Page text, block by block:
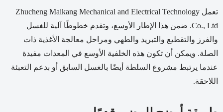
تعمل Zhucheng Maikang Mechanical and Electrical Technology
Co., Ltd. ضمن هذا الإطار الأوسع، وتقدم خطوطًا آلية للغسل
والفرز والتقطيع والتبريد والطهي ومراحل معالجة الأغذية ذات
الصلة. ويمكن أن تكون هذه الخلفية الأوسع في المعدات مفيدة
عندما يرتبط مشروع السلطة أيضًا بالغسل السابق أو بدعم التعبئة
اللاحقة.